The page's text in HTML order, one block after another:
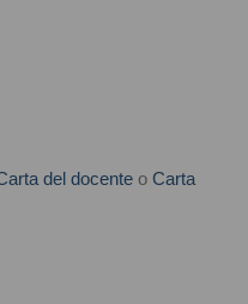
del docente o Carta